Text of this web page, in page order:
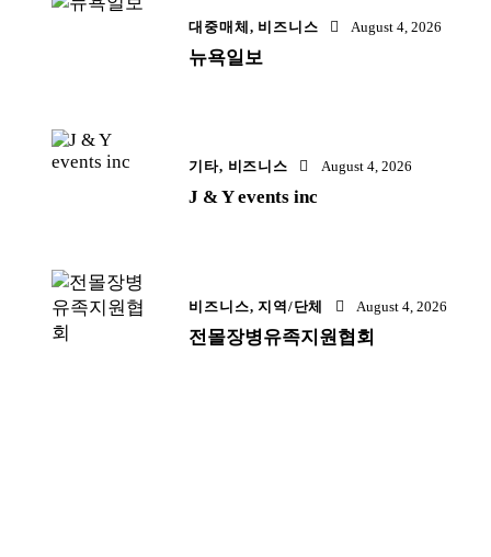
대중매체, 비즈니스 August 4, 2026
뉴욕일보
기타, 비즈니스 August 4, 2026
J & Y events inc
비즈니스,지역/단체 August 4, 2026
전몰장병유족지원협회